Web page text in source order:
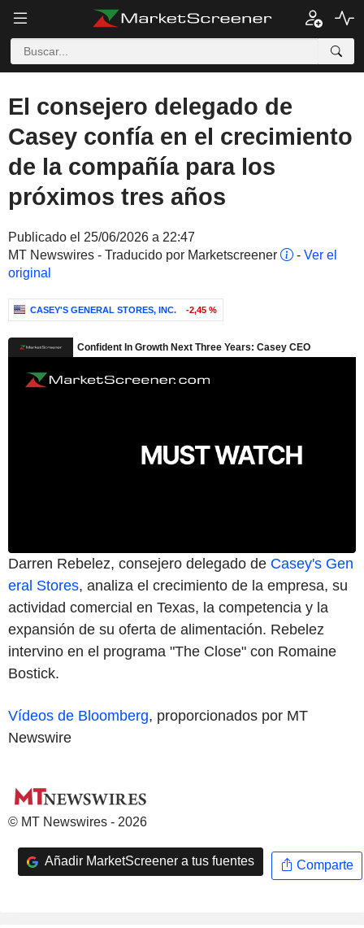
El consejero delegado de
Casey confía en el crecimiento
de la compañía para los
próximos tres años
Publicado el 25/06/2026 a 22:47
MT Newswires - Traducido por Marketscreener
- Ver el
original
CASEY'S GENERAL STORES, INC. -2,45 %
Darren Rebelez, consejero delegado de Casey's Gen
eral Stores, analiza el crecimiento de la empresa, su
actividad comercial en Texas, la competencia y la
expansión de su oferta de alimentación. Rebelez
intervino en el programa "The Close" con Romaine
Bostick.
Vídeos de Bloomberg, proporcionados por MT
Newswire
© MT Newswires - 2026
Añadir MarketScreener a tus fuentes Comparte